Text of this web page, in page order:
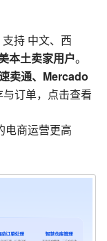
持 中文、西
本土卖家用户。
卖通、Mercado
订单，
点击查看
电商运营更高